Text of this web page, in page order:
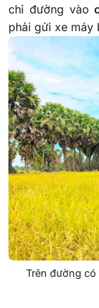
chỉ đường vào
phải gửi xe máy
Trên đường có